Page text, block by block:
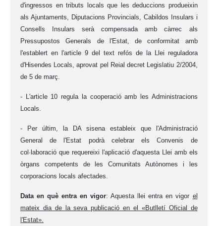
d'ingressos en tributs locals que les deduccions produeixin
als Ajuntaments, Diputacions Provincials, Cabildos Insulars i
Consells Insulars serà compensada amb càrrec als
Pressupostos Generals de l'Estat, de conformitat amb
l'establert en l'article 9 del text refós de la Llei reguladora
d'Hisendes Locals, aprovat pel Reial decret Legislatiu 2/2004,
de 5 de març.
- L'article 10 regula la cooperació amb les Administracions
Locals.
- Per últim, la DAsisena estableix quel 'Administració
General de l'Estat podrà celebrar els Convenis de
col·laboració que requereixi l'aplicació d'aquesta Llei amb els
òrgans competents de les Comunitats Autònomes i les
corporacions locals afectades.
Data en què entra en vigor:Aquesta llei entra en vigor el
mateix dia de la seva publicació en el «Butlletí Oficial de
l'Estat».